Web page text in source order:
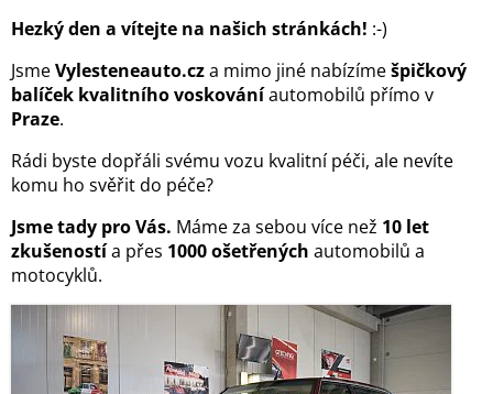
Hezký den a vítejte na našich stránkách! :-)
JsmeVylesteneauto.cza mimo jiné nabízímešpičkový
balíček kvalitního voskováníautomobilů přímo v
Praze.
Rádi byste dopřáli svému vozu kvalitní péči, ale nevíte
komu ho svěřit do péče?
Jsme tady pro Vás. Máme za sebou více než 10 let
zkušenostía přes 1000 ošetřených automobilů a
motocyklů.